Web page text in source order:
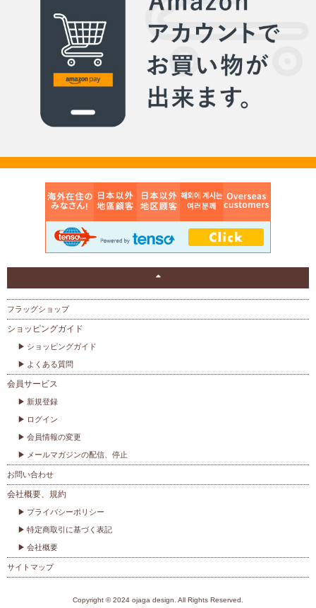
フラッグショップ
ショッピングガイド
ショッピングガイド
よくある質問
会員サービス
新規登録
ログイン
会員情報の変更
メールマガジンの配信、停止
お問い合わせ
会社概要、規約
プライバシーポリシー
特定商取引に基づく表記
会社概要
サイトマップ
Copyright © 2024 ojaga design. All Rights Reserved.